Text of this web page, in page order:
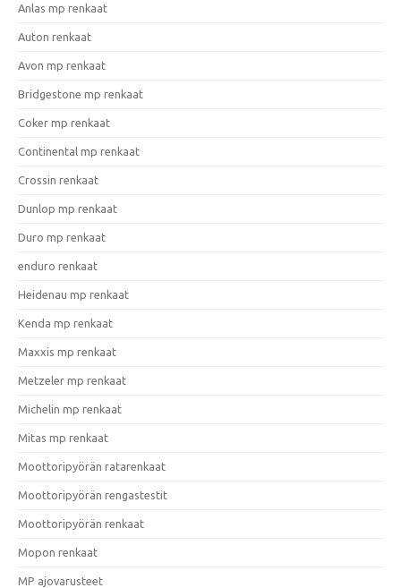
Anlas mp renkaat
Auton renkaat
Avon mp renkaat
Bridgestone mp renkaat
Coker mp renkaat
Continental mp renkaat
Crossin renkaat
Dunlop mp renkaat
Duro mp renkaat
enduro renkaat
Heidenau mp renkaat
Kenda mp renkaat
Maxxis mp renkaat
Metzeler mp renkaat
Michelin mp renkaat
Mitas mp renkaat
Moottoripyörän ratarenkaat
Moottoripyörän rengastestit
Moottoripyörän renkaat
Mopon renkaat
MP ajovarusteet